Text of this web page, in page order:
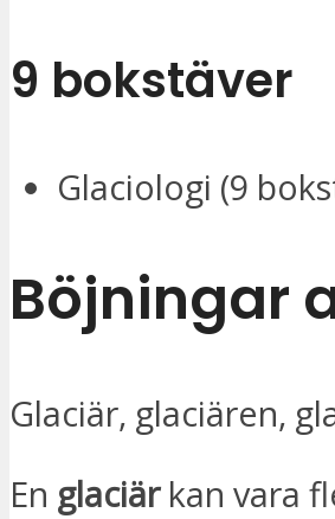
9 bokstäver
Glaciologi (9
Böjningar
Glaciär, glaciären,
En glaciärkan vara